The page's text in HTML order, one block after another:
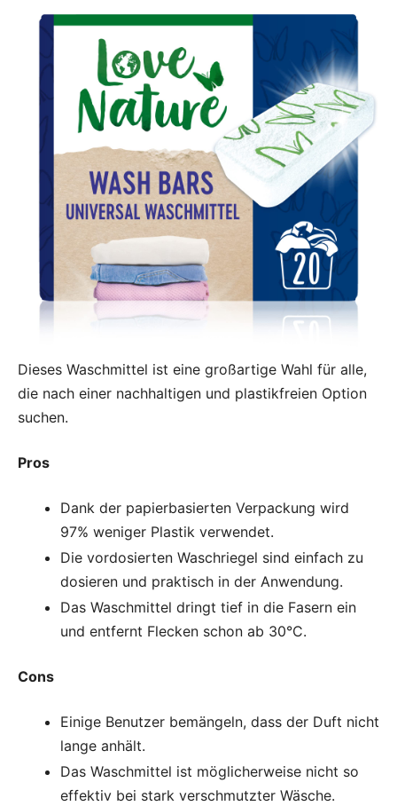
Dieses Waschmittel ist eine großartige Wahl für alle,
die nach einer nachhaltigen und plastikfreien Option
suchen.
Pros
Dank der papierbasierten Verpackung wird
97% weniger Plastik verwendet.
Die vordosierten Waschriegel sind einfach zu
dosieren und praktisch in der Anwendung.
Das Waschmittel dringt tief in die Fasern ein
und entfernt Flecken schon ab 30°C.
Cons
Einige Benutzer bemängeln, dass der Duft nicht
lange anhält.
Das Waschmittel ist möglicherweise nicht so
effektiv bei stark verschmutzter Wäsche.